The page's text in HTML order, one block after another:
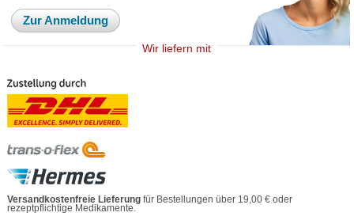
Zur Anmeldung
Wir liefern mit
Versandkostenfreie Lieferung für Bestellungen über 19,00 € oder
rezeptpflichtige Medikamente.